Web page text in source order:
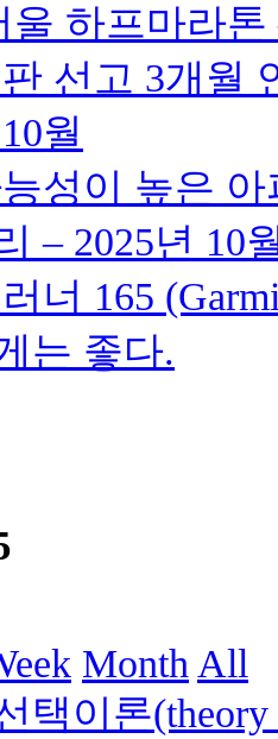
하프마라톤
선고 3개월
월
성이 높은
– 2025년 10
너 165
는 좋다.
Month All
택이론(theory